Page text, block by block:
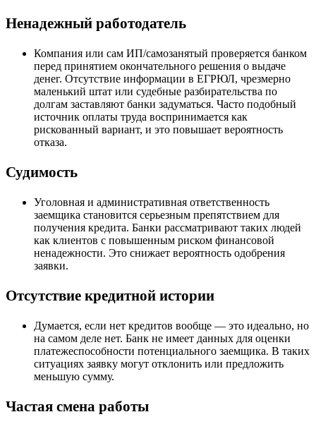
Ненадежный работодатель
Компания или сам ИП/самозанятый проверяется банком
перед принятием окончательного решения о выдаче
денег. Отсутствие информации в ЕГРЮЛ, чрезмерно
маленький штат или судебные разбирательства по
долгам заставляют банки задуматься. Часто подобный
источник оплаты труда воспринимается как
рискованный вариант, и это повышает вероятность
отказа.
Судимость
Уголовная и административная ответственность
заемщика становится серьезным препятствием для
получения кредита. Банки рассматривают таких людей
как клиентов с повышенным риском финансовой
ненадежности. Это снижает вероятность одобрения
заявки.
Отсутствие кредитной истории
Думается, если нет кредитов вообще — это идеально, но
на самом деле нет. Банк не имеет данных для оценки
платежеспособности потенциального заемщика. В таких
ситуациях заявку могут отклонить или предложить
меньшую сумму.
Частая смена работы